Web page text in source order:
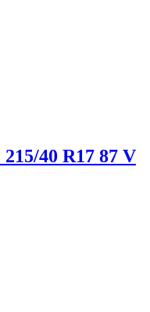
215/40 R17 87 V